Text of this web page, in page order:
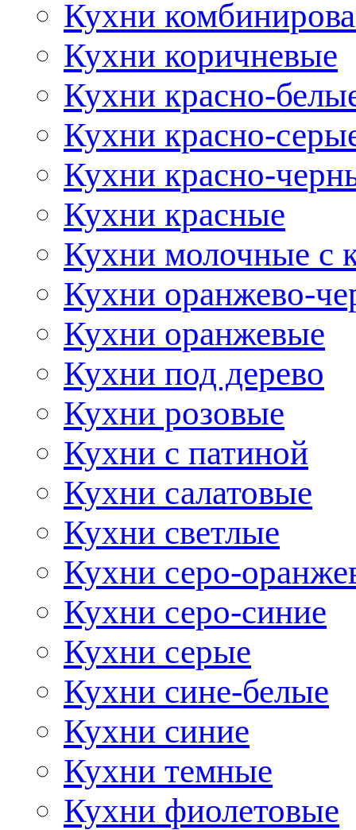
Кухни
Кухни коричневые
Кухни красно-
Кухни красно-
Кухни красно-
Кухни красные
Кухни молочные с
Кухни оранжево-
Кухни оранжевые
Кухни под дерево
Кухни розовые
Кухни с патиной
Кухни салатовые
Кухни светлые
Кухни серо-
Кухни серо-синие
Кухни серые
Кухни сине-белые
Кухни синие
Кухни темные
Кухни фиолетовые